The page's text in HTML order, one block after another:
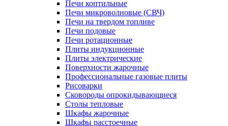
Печи коптильные
Печи микроволновые (СВЧ)
Печи на твердом топливе
Печи подовые
Печи ротационные
Плиты индукционные
Плиты электрические
Поверхности жарочные
Профессиональные газовые плиты
Рисоварки
Сковороды опрокидывающиеся
Столы тепловые
Шкафы жарочные
Шкафы расстоечные